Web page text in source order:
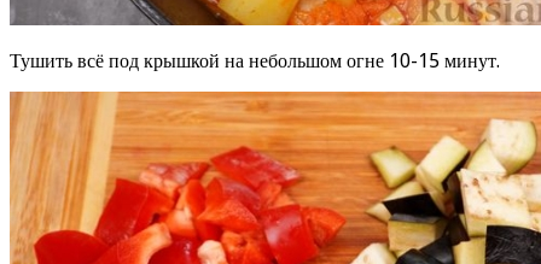
Тушить всё под крышкой на небольшом огне 10-15 минут.